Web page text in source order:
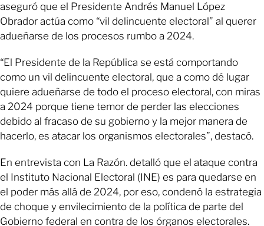
aseguró que el Presidente Andrés Manuel López
Obrador actúa como “vil delincuente electoral” al querer
adueñarse de los procesos rumbo a 2024.
“El Presidente de la República se está comportando
como un vil delincuente electoral, que a como dé lugar
quiere adueñarse de todo el proceso electoral, con miras
a 2024 porque tiene temor de perder las elecciones
debido al fracaso de su gobierno y la mejor manera de
hacerlo, es atacar los organismos electorales”, destacó.
En entrevista con La Razón. detalló que el ataque contra
el Instituto Nacional Electoral (INE) es para quedarse en
el poder más allá de 2024, por eso, condenó la estrategia
de choque y envilecimiento de la política de parte del
Gobierno federal en contra de los órganos electorales.